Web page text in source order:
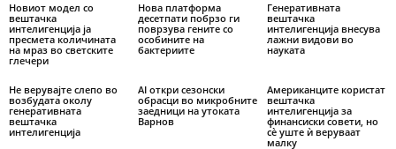
Новиот модел со
вештачка
интелигенција ја
пресмета количината
на мраз во светските
глечери
Нова платформа
десетпати побрзо ги
поврзува гените со
особините на
бактериите
Генеративната
вештачка
интелигенција внесува
лажни видови во
науката
Не верувајте слепо во
возбудата околу
генеративната
вештачка
интелигенција
AI откри сезонски
обрасци во микробните
заедници на утоката
Варнов
Американците користат
вештачка
интелигенција за
финансиски совети, но
сè уште ѝ веруваат
малку